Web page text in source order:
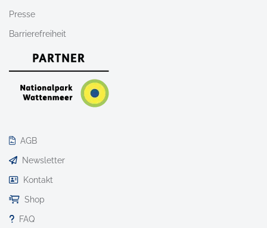
Presse
Barrierefreiheit
AGB
Newsletter
Kontakt
Shop
FAQ